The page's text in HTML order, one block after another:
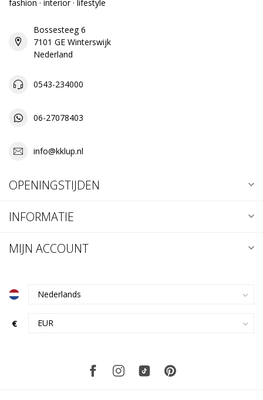
fashion · interior · lifestyle
Bossesteeg 6
7101 GE Winterswijk
Nederland
0543-234000
06-27078403
info@kklup.nl
OPENINGSTIJDEN
INFORMATIE
MIJN ACCOUNT
€